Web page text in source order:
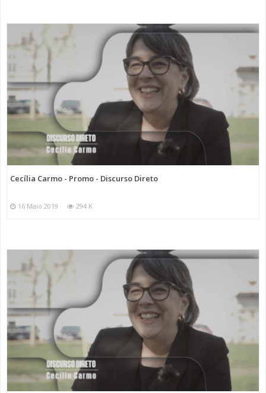
Cecília Carmo - Promo - Discurso Direto
16 Maio 2019 294 K